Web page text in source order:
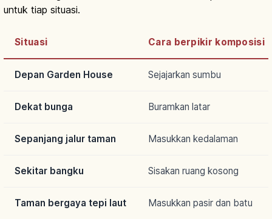
untuk tiap situasi.
Situasi Cara berpikir komposisi
Depan Garden House Sejajarkan sumbu
Dekat bunga Buramkan latar
Sepanjang jalur taman Masukkan kedalaman
Sekitar bangku Sisakan ruang kosong
Taman bergaya tepi laut Masukkan pasir dan batu